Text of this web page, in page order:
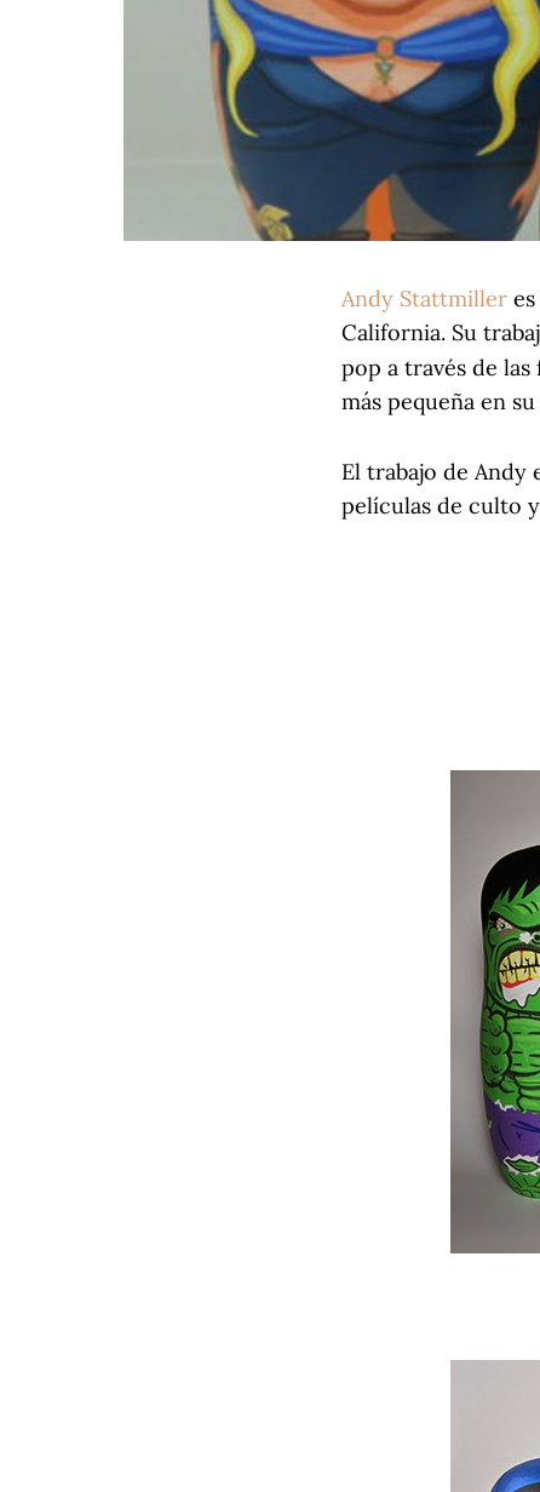
Andy Stattmiller
California. Su
pop a través de las
más pequeña en
El trabajo de Andy
películas de culto